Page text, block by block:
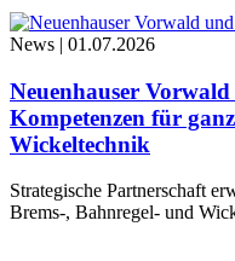
News | 01.07.2026
Neuenhauser
Kompetenzen für
Wickeltechnik
Strategische Partnerschaft
Brems-, Bahnregel- und